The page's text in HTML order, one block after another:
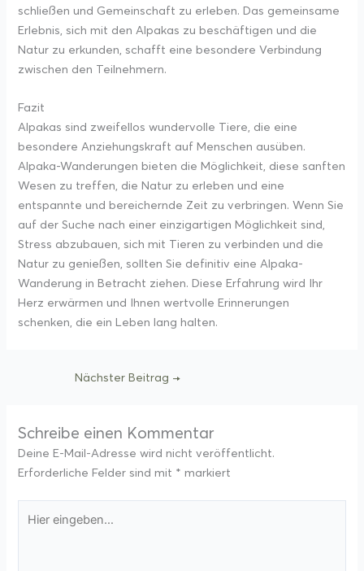
schließen und Gemeinschaft zu erleben. Das gemeinsame
Erlebnis, sich mit den Alpakas zu beschäftigen und die
Natur zu erkunden, schafft eine besondere Verbindung
zwischen den Teilnehmern.
Fazit
Alpakas sind zweifellos wundervolle Tiere, die eine
besondere Anziehungskraft auf Menschen ausüben.
Alpaka-Wanderungen bieten die Möglichkeit, diese sanften
Wesen zu treffen, die Natur zu erleben und eine
entspannte und bereichernde Zeit zu verbringen. Wenn Sie
auf der Suche nach einer einzigartigen Möglichkeit sind,
Stress abzubauen, sich mit Tieren zu verbinden und die
Natur zu genießen, sollten Sie definitiv eine Alpaka-
Wanderung in Betracht ziehen. Diese Erfahrung wird Ihr
Herz erwärmen und Ihnen wertvolle Erinnerungen
schenken, die ein Leben lang halten.
Nächster Beitrag →
Schreibe einen Kommentar
Deine E-Mail-Adresse wird nicht veröffentlicht.
Erforderliche Felder sind mit * markiert
eingeben…